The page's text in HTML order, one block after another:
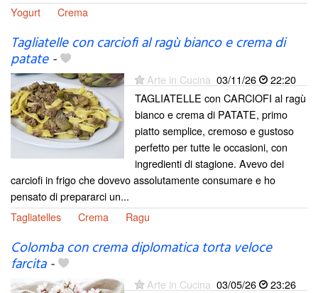
Yogurt
Crema
Tagliatelle con carciofi al ragù bianco e crema di
patate-
Arte in Cucina 03/11/26
22:20
TAGLIATELLE con CARCIOFI al ragù
bianco e crema di PATATE, primo
piatto semplice, cremoso e gustoso
perfetto per tutte le occasioni, con
ingredienti di stagione. Avevo dei
carciofi in frigo che dovevo assolutamente consumare e ho
pensato di prepararci un...
Tagliatelles
Crema Ragu
Colomba con crema diplomatica torta veloce
farcita-
Arte in Cucina 03/05/26
23:26